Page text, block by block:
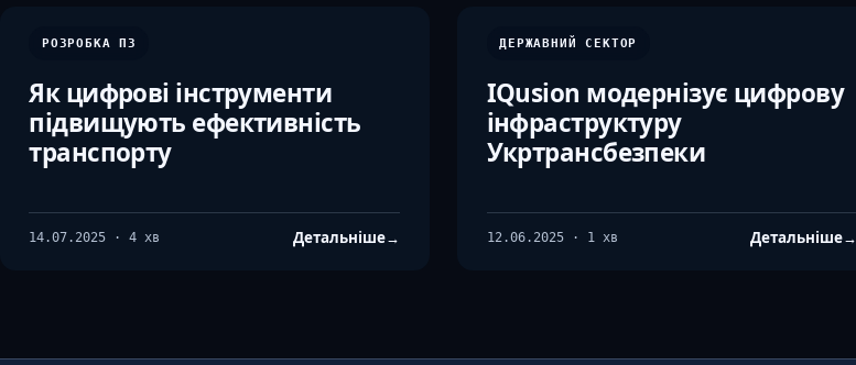
РОЗРОБКА ПЗ
Як цифрові інструменти
підвищують ефективність
транспорту
14.07.2025 · 4 хв Детальніше→
ДЕРЖАВНИЙ СЕКТОР
IQusion модернізує цифрову
інфраструктуру
Укртрансбезпеки
12.06.2025 · 1 хв Детальніше→